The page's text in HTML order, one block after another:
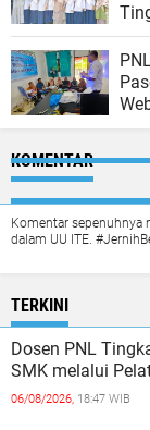
KOMENTAR
Komentar sepenuhnya
dalam UU ITE.
TERKINI
Dosen PNL
SMK melalui
06/08/2026, 18:47 WIB